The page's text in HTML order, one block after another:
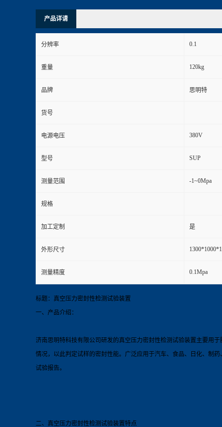
产品详请
分辨率 0.1
重量 120kg
品牌 思明特
货号
电源电压 380V
型号 SUP
测量范围 -1~0Mpa
规格
加工定制 是
外形尺寸
测量精度 0.1Mpa
标题：真空压力密封性检测试验装置
一、产品介绍：
济南思明特科技有限公司研发的真空压力密封性检测试验装置主要用于
情况，以此判定试样的密封性能。广泛应用于汽车、食品、日化、制
试验报告。
二、 真空压力密封性检测试验装置特点